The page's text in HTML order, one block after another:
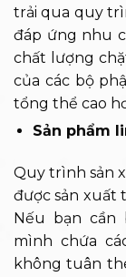
trải qua quy
đáp ứng nhu
chất lượng
của các bộ
tổng thể cao
Sản phẩm
Quy trình sản
được sản xuất
Nếu bạn cần
mình chứa
không tuân